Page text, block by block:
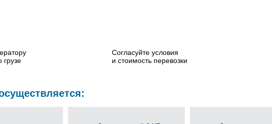
Согласуйте условия
и стоимость перевозки